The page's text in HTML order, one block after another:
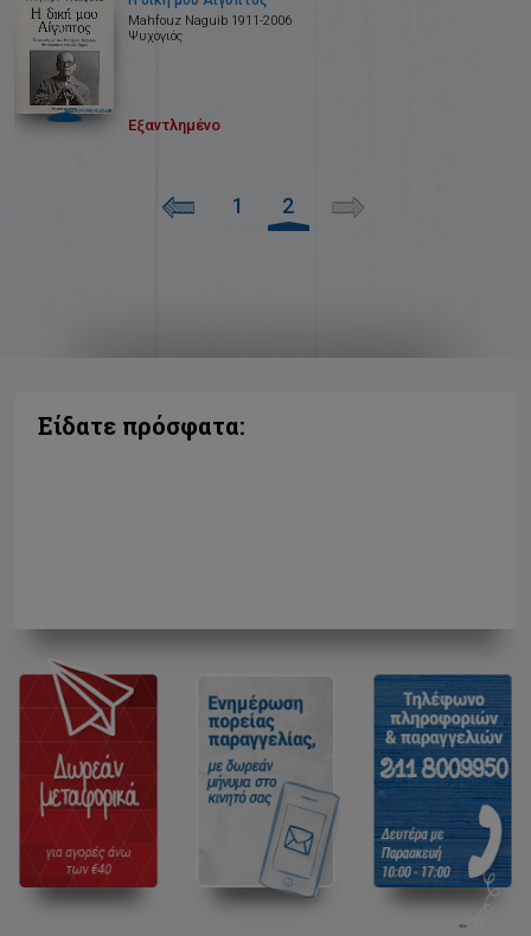
Mahfοuz Naguib 1911-2006
Ψυχογιός
Εξαντλημένο
1 2
Είδατε πρόσφατα: